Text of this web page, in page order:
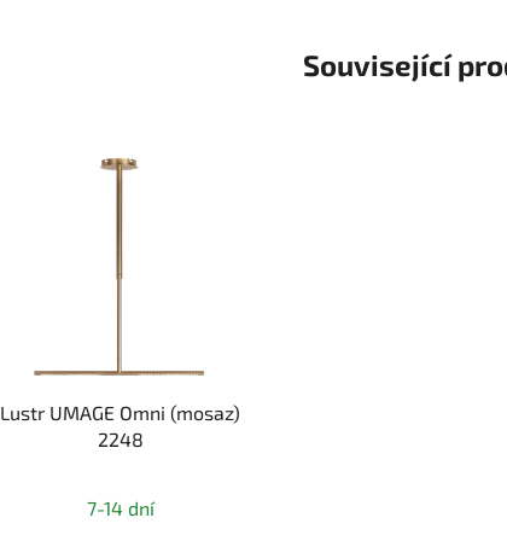
Související
Lustr UMAGE Omni (mosaz)
2248
7-14 dní